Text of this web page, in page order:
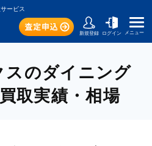
ービス
新規登録 ログイン メニュー
スのダイニング
取実績・相場